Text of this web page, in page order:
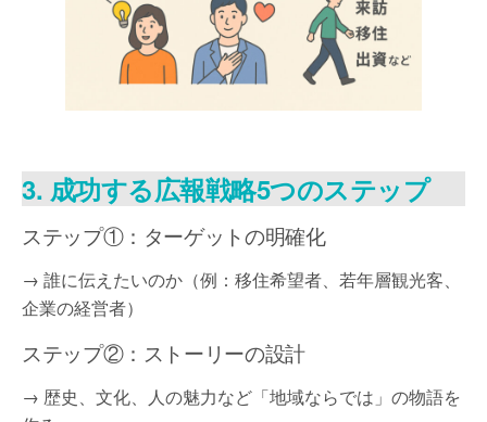
3. 成功する広報戦略5つのステップ
ステップ①：ターゲットの明確化
→ 誰に伝えたいのか（例：移住希望者、若年層観光客、
企業の経営者）
ステップ②：ストーリーの設計
→ 歴史、文化、人の魅力など「地域ならでは」の物語を